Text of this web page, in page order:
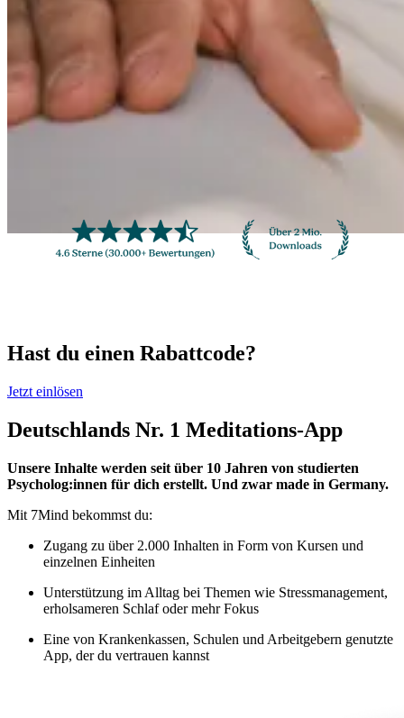
Hast du einen Rabattcode?
Jetzt einlösen
Deutschlands Nr. 1 Meditations-App
Unsere Inhalte werden seit über 10 Jahren von studierten
Psycholog:innen für dich erstellt. Und zwar made in Germany.
Mit 7Mind bekommst du:
Zugang zu über 2.000 Inhalten in Form von Kursen und
einzelnen Einheiten
Unterstützung im Alltag bei Themen wie Stressmanagement,
erholsameren Schlaf oder mehr Fokus
Eine von Krankenkassen, Schulen und Arbeitgebern genutzte
App, der du vertrauen kannst